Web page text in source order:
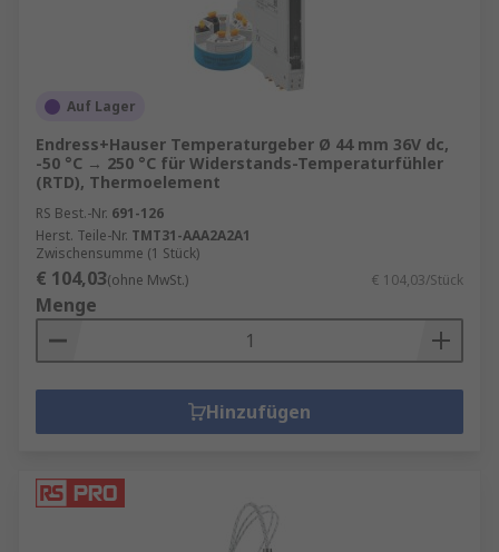
Auf Lager
Endress+Hauser Temperaturgeber Ø 44 mm 36V dc,
-50 °C → 250 °C für Widerstands-Temperaturfühler
(RTD), Thermoelement
RS Best.-Nr. 691-126
Herst. Teile-Nr. TMT31-AAA2A2A1
Zwischensumme (1 Stück)
€ 104,03(ohne MwSt.) € 104,03/Stück
Menge
Hinzufügen